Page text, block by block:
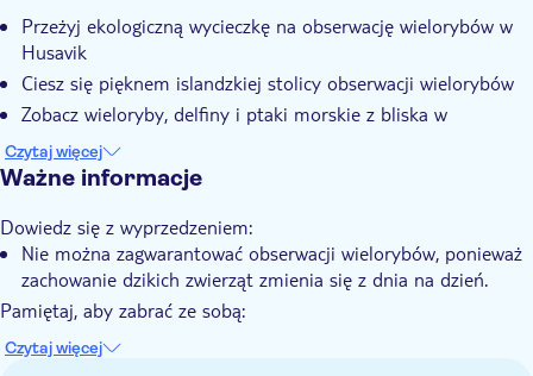
Przewodnik ekspert
Przeżyj ekologiczną wycieczkę na obserwację wielorybów w
Husavik
Ciesz się pięknem islandzkiej stolicy obserwacji wielorybów
Zobacz wieloryby, delfiny i ptaki morskie z bliska w
naturalnym środowisku
Poszukaj i znajdź swój wewnętrzny spokój w tych
niesamowitych krajobrazach
Poczuj dreszczyk emocji podczas bliskiego spotkania z dziką
przyrodą
Czytaj więcej
Ważne informacje
Dowiedz się z wyprzedzeniem:
Nie można zagwarantować obserwacji wielorybów, ponieważ
zachowanie dzikich zwierząt zmienia się z dnia na dzień.
Pamiętaj, aby zabrać ze sobą:
Upewnij się, że masz na sobie ciepłą odzież ze względu na
niskie temperatury.
Czytaj więcej